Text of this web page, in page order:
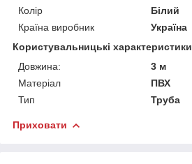
Колір
Білий
Країна виробник
Україна
Користувальницькі характеристики
Довжина:
3 м
Матеріал
ПВХ
Тип
Труба
Приховати